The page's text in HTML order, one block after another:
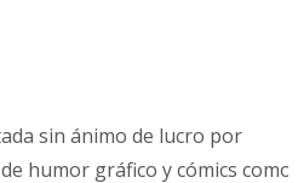
sin ánimo de lucro por
humor gráfico y cómics como